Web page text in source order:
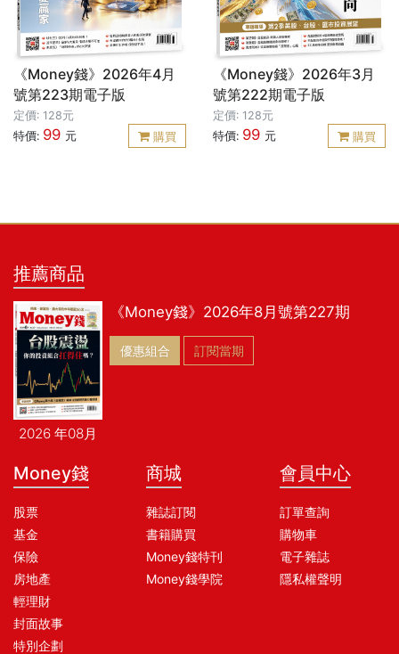
《Money錢》2026年4月
號第223期電子版
定價: 128元
特價: 99 元 購買
《Money錢》2026年3月
號第222期電子版
定價: 128元
特價: 99 元 購買
推薦商品
2026 年08月
《Money錢》2026年8月號第227期
優惠組合 訂閱當期
Money錢
股票
基金
保險
房地產
輕理財
封面故事
特別企劃
商城
雜誌訂閱
書籍購買
Money錢特刊
Money錢學院
會員中心
訂單查詢
購物車
電子雜誌
隱私權聲明